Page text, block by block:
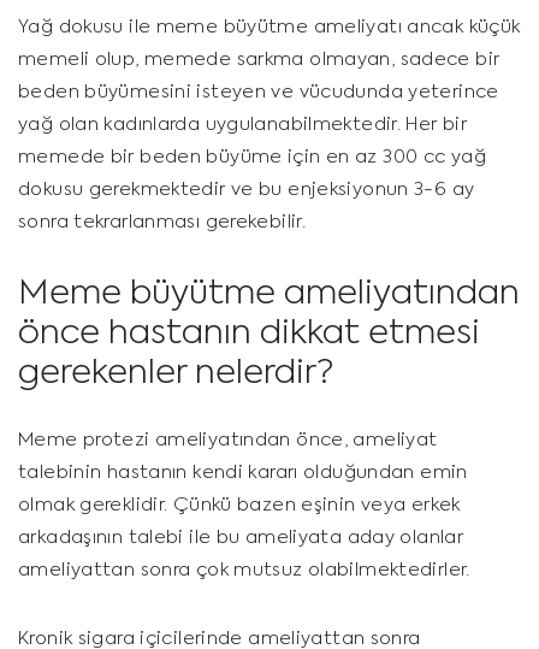
Yağ dokusu ile meme büyütme ameliyatı ancak küçük
memeli olup, memede sarkma olmayan, sadece bir
beden büyümesini isteyen ve vücudunda yeterince
yağ olan kadınlarda uygulanabilmektedir. Her bir
memede bir beden büyüme için en az 300 cc yağ
dokusu gerekmektedir ve bu enjeksiyonun 3-6 ay
sonra tekrarlanması gerekebilir.
Meme büyütme ameliyatından
önce hastanın dikkat etmesi
gerekenler nelerdir?
Meme protezi ameliyatından önce, ameliyat
talebinin hastanın kendi kararı olduğundan emin
olmak gereklidir. Çünkü bazen eşinin veya erkek
arkadaşının talebi ile bu ameliyata aday olanlar
ameliyattan sonra çok mutsuz olabilmektedirler.
Kronik sigara içicilerinde ameliyattan sonra